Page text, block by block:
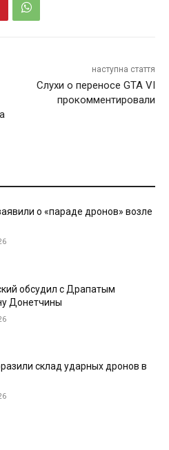
наступна стаття
Слухи о переносе GTA VI
прокомментировали
о «параде дронов» возле
обсудил с Драпатым
Донетчины
склад ударных дронов в